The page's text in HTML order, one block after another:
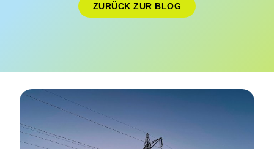
ZURÜCK ZUR BLOG